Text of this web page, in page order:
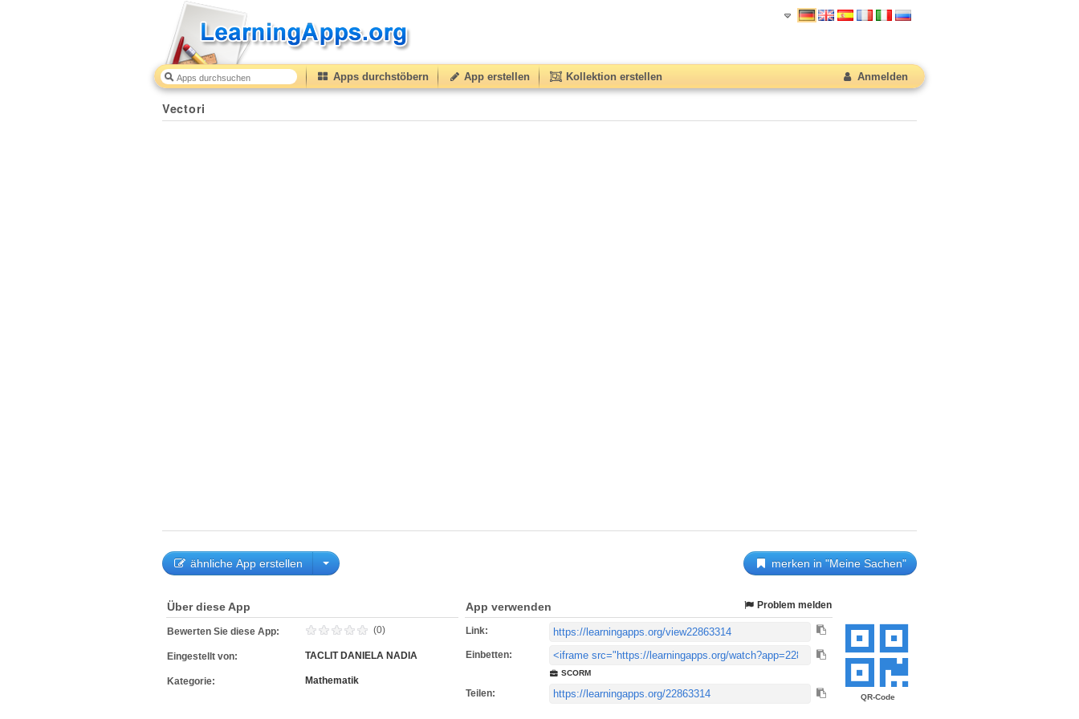
Apps durchstöbern App erstellen Kollektion erstellen Anmelden
Vectori
ähnliche App erstellen merken in "Meine Sachen"
QR-Code
Über diese App
Bewerten Sie diese App: (0)
Eingestellt von: TACLIT DANIELA NADIA
Kategorie: Mathematik
App verwenden Problem melden
Link:
Einbetten:
SCORM
Teilen: